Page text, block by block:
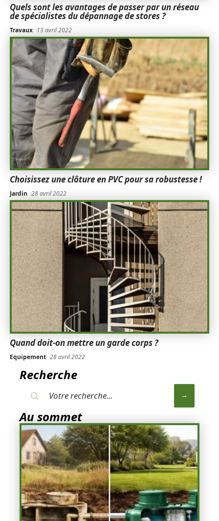
Quels sont les avantages de passer par un réseau
de spécialistes du dépannage de stores ?
Travaux 13 avril 2022
Choisissez une clôture en PVC pour sa robustesse !
Jardin 28 avril 2022
Quand doit-on mettre un garde corps ?
Equipement 28 avril 2022
Recherche
Au sommet